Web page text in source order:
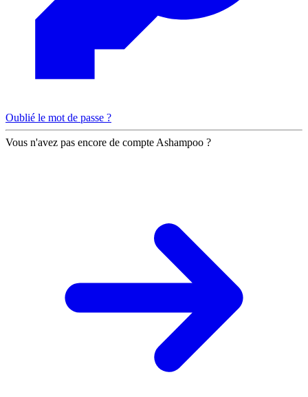
Oublié le mot de passe ?
Vous n'avez pas encore de compte Ashampoo ?